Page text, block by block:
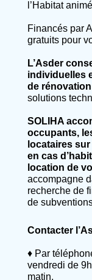
l’Habitat
Financés par
gratuits pour
L’Asder
individuelles
de
solutions
SOLIHA
occupants,
locataires
en cas
location de
accompagne
recherche de
de
Contacter
♦ Par
vendredi de
matin,